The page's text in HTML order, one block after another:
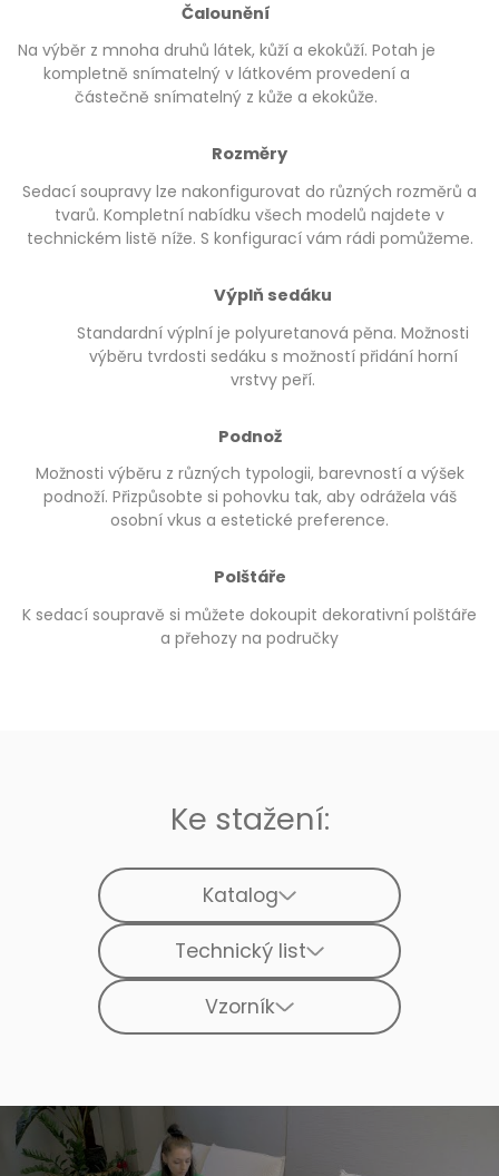
Čalounění
Na výběr z mnoha druhů látek, kůží a ekokůží. Potah je
kompletně snímatelný v látkovém provedení a
částečně snímatelný z kůže a ekokůže.
Rozměry
Sedací soupravy lze nakonfigurovat do různých rozměrů a
tvarů. Kompletní nabídku všech modelů najdete v
technickém listě níže. S konfigurací vám rádi pomůžeme.
Výplň sedáku
Standardní výplní je polyuretanová pěna. Možnosti
výběru tvrdosti sedáku s možností přidání horní
vrstvy peří.
Podnož
Možnosti výběru z různých typologii, barevností a výšek
podnoží. Přizpůsobte si pohovku tak, aby odrážela váš
osobní vkus a estetické preference.
Polštáře
K sedací soupravě si můžete dokoupit dekorativní polštáře
a přehozy na područky
Ke stažení:
Katalog
Technický list
Vzorník